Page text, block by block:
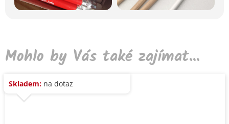
Mohlo by Vás také zajímat...
Skladem: na dotaz